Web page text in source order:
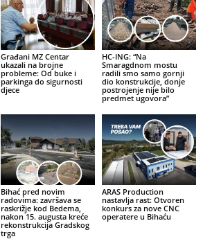
Građani MZ Centar
ukazali na brojne
probleme: Od buke i
parkinga do sigurnosti
djece
HC-ING: “Na
Smaragdnom mostu
radili smo samo gornji
dio konstrukcije, donje
postrojenje nije bilo
predmet ugovora”
Bihać pred novim
radovima: završava se
raskrižje kod Bedema,
nakon 15. augusta kreće
rekonstrukcija Gradskog
trga
ARAS Production
nastavlja rast: Otvoren
konkurs za nove CNC
operatere u Bihaću